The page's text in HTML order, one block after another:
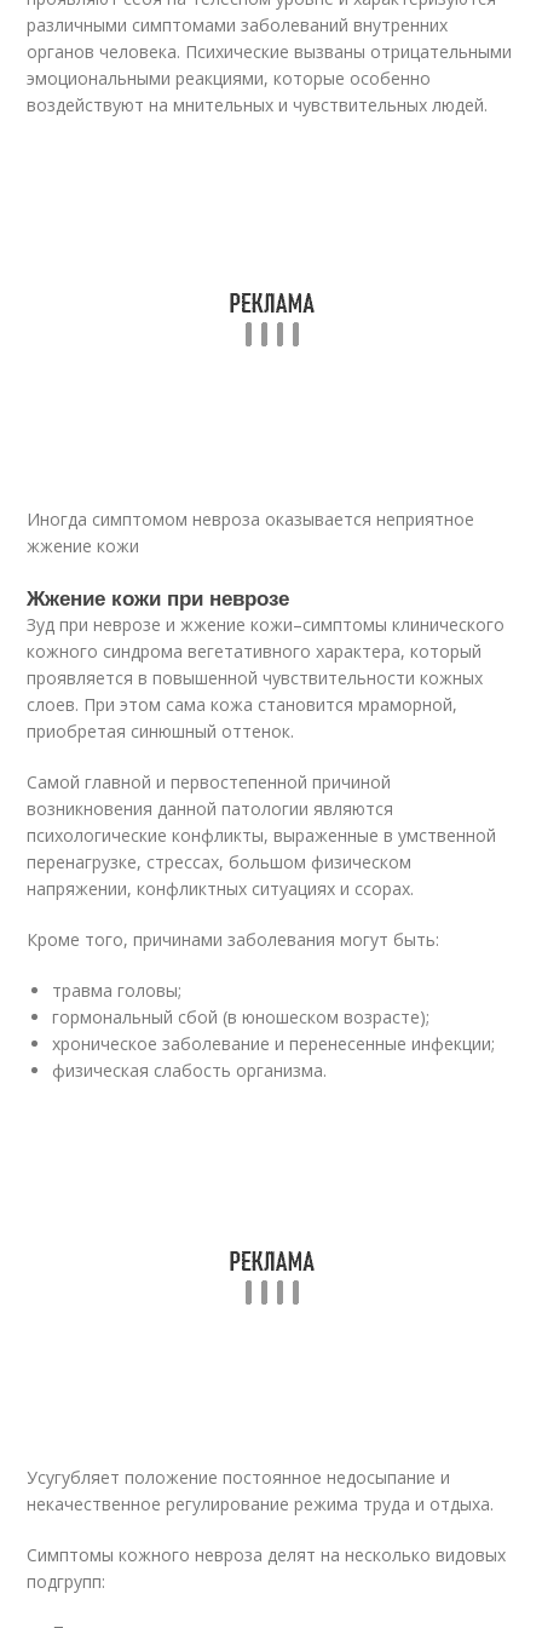
различными симптомами заболеваний внутренних
органов человека. Психические вызваны отрицательными
эмоциональными реакциями, которые особенно
воздействуют на мнительных и чувствительных людей.
Иногда симптомом невроза оказывается неприятное
жжение кожи
Жжение кожи при неврозе
Зуд при неврозе и жжение кожи–симптомы клинического
кожного синдрома вегетативного характера, который
проявляется в повышенной чувствительности кожных
слоев. При этом сама кожа становится мраморной,
приобретая синюшный оттенок.
Самой главной и первостепенной причиной
возникновения данной патологии являются
психологические конфликты, выраженные в умственной
перенагрузке, стрессах, большом физическом
напряжении, конфликтных ситуациях и ссорах.
Кроме того, причинами заболевания могут быть:
травма головы;
гормональный сбой (в юношеском возрасте);
хроническое заболевание и перенесенные инфекции;
физическая слабость организма.
Усугубляет положение постоянное недосыпание и
некачественное регулирование режима труда и отдыха.
Симптомы кожного невроза делят на несколько видовых
подгрупп: